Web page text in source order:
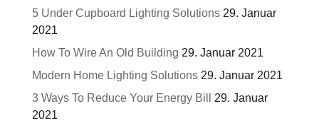
5 Under Cupboard Lighting Solutions 29. Januar
2021
How To Wire An Old Building 29. Januar 2021
Modern Home Lighting Solutions 29. Januar 2021
3 Ways To Reduce Your Energy Bill
29. Januar
2021